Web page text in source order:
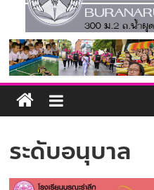
โรงเรียน
บูรณะ
รำลึก
ปัญญา
ระดับอนุบาล